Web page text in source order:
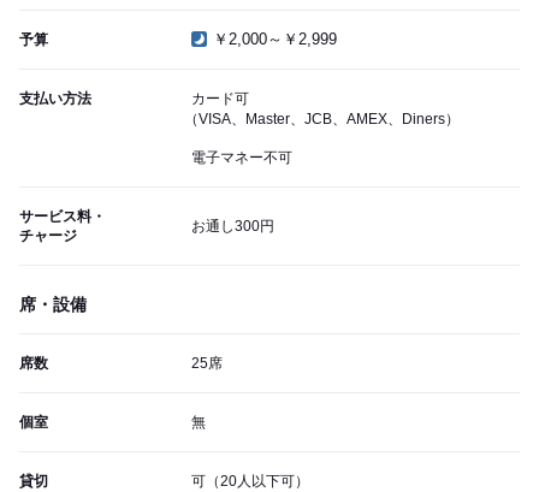
予算 ￥2,000～￥2,999
支払い方法
カード可
（VISA、Master、JCB、AMEX、Diners）
電子マネー不可
サービス料・
チャージ
お通し300円
席・設備
席数 25席
個室 無
貸切 可（20人以下可）